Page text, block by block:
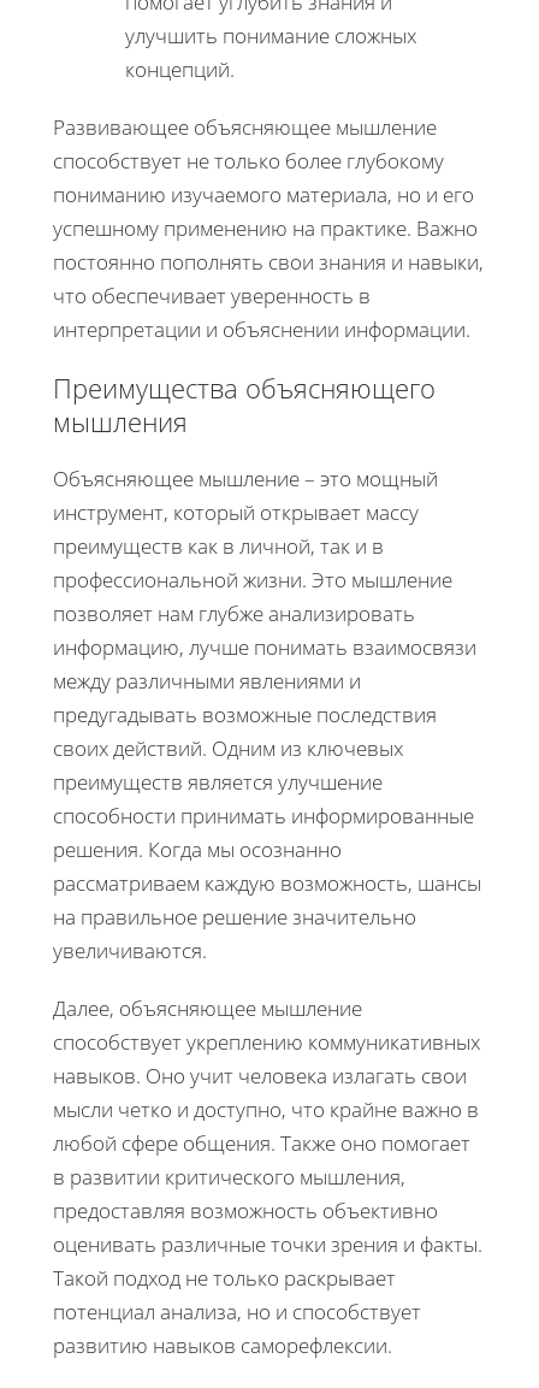
улучшить понимание сложных
концепций.
Развивающее объясняющее мышление
способствует не только более глубокому
пониманию изучаемого материала, но и его
успешному применению на практике. Важно
постоянно пополнять свои знания и навыки,
что обеспечивает уверенность в
интерпретации и объяснении информации.
Преимущества объясняющего
мышления
Объясняющее мышление – это мощный
инструмент, который открывает массу
преимуществ как в личной, так и в
профессиональной жизни. Это мышление
позволяет нам глубже анализировать
информацию, лучше понимать взаимосвязи
между различными явлениями и
предугадывать возможные последствия
своих действий. Одним из ключевых
преимуществ является улучшение
способности принимать информированные
решения. Когда мы осознанно
рассматриваем каждую возможность, шансы
на правильное решение значительно
увеличиваются.
Далее, объясняющее мышление
способствует укреплению коммуникативных
навыков. Оно учит человека излагать свои
мысли четко и доступно, что крайне важно в
любой сфере общения. Также оно помогает
в развитии критического мышления,
предоставляя возможность объективно
оценивать различные точки зрения и факты.
Такой подход не только раскрывает
потенциал анализа, но и способствует
развитию навыков саморефлексии.